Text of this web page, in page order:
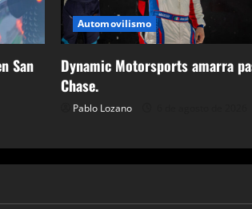
San
Automovilismo
Dynamic Motorsports amarra
Chase.
Pablo Lozano